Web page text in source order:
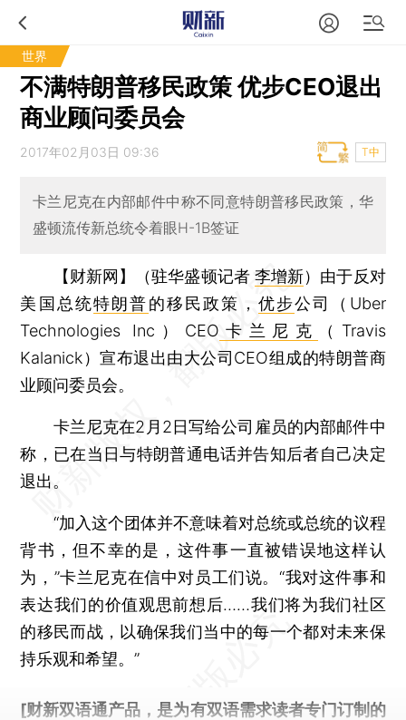
世界
不满特朗普移民政策 优步CEO退出
商业顾问委员会
2017年02月03日 09:36 T中
卡兰尼克在内部邮件中称不同意特朗普移民政策，华
盛顿流传新总统令着眼H-1B签证
【财新网】（驻华盛顿记者 李增新） 由于反对
美国总统特朗普的移民政策， 优步公司（Uber
Technologies Inc）CEO 卡兰尼克
（Travis
Kalanick）宣布退出由大公司CEO组成的特朗普商
业顾问委员会。
卡兰尼克在2月2日写给公司雇员的内部邮件中
称，已在当日与特朗普通电话并告知后者自己决定
退出。
“加入这个团体并不意味着对总统或总统的议程
背书，但不幸的是，这件事一直被错误地这样认
为，”卡兰尼克在信中对员工们说。“我对这件事和
表达我们的价值观思前想后……我们将为我们社区
的移民而战，以确保我们当中的每一个都对未来保
持乐观和希望。”
[财新双语通产品，是为有双语需求读者专门订制的